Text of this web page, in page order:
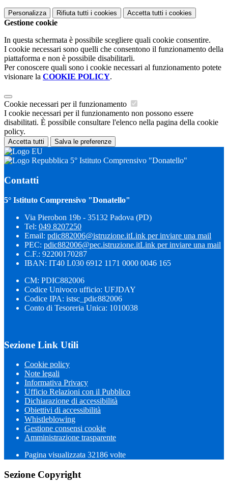
Personalizza Rifiuta tutti i cookies Accetta tutti i cookies
Gestione cookie
In questa schermata è possibile scegliere quali cookie consentire.
I cookie necessari sono quelli che consentono il funzionamento della
piattaforma e non è possibile disabilitarli.
Per conoscere quali sono i cookie necessari al funzionamento potete
visionare la COOKIE POLICY.
Cookie necessari per il funzionamento
I cookie necessari per il funzionamento non possono essere
disabilitati. È possibile consultare l'elenco nella pagina della cookie
policy.
Accetta tutti Salva le preferenze
5° Istituto Comprensivo "Donatello"
Contatti
5° Istituto Comprensivo "Donatello"
Via Pierobon 19b - 35132 Padova (PD)
Tel: 049 8207250
Email: pdic882006@istruzione.itLink per inviare una mail
PEC: pdic882006@pec.istruzione.itLink per inviare una mail
C.F.: 92200170287
IBAN: IT40 L030 6912 1171 0000 0046 165
CM: PDIC882006
Codice Univoco ufficio: UFJDAY
Codice IPA: istsc_pdic882006
Conto di Tesoreria Unica: 1010038
Sezione Link Utili
Cookie policy
Note legali
Informativa Privacy
Ufficio Relazioni con il Pubblico
Dichiarazione di accessibilità
Obiettivi di accessibilità
Whistleblowing
Gestione consensi cookie
Amministrazione trasparente
Pagina visualizzata 32186 volte
Sezione Copyright